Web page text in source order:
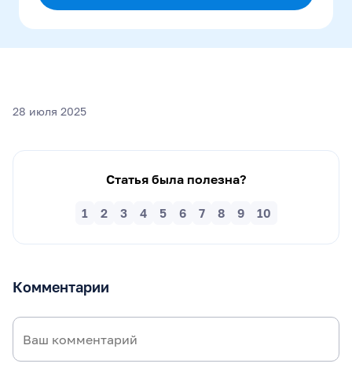
28 июля 2025
Статья была полезна?
10
9
8
7
6
5
4
3
2
1
Комментарии